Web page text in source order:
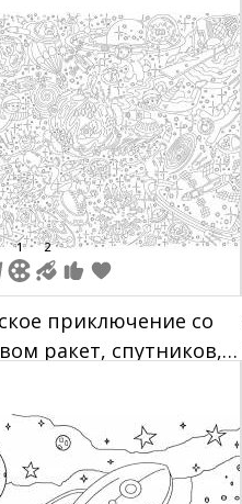
1 2
приключение со
ракет, спутников,